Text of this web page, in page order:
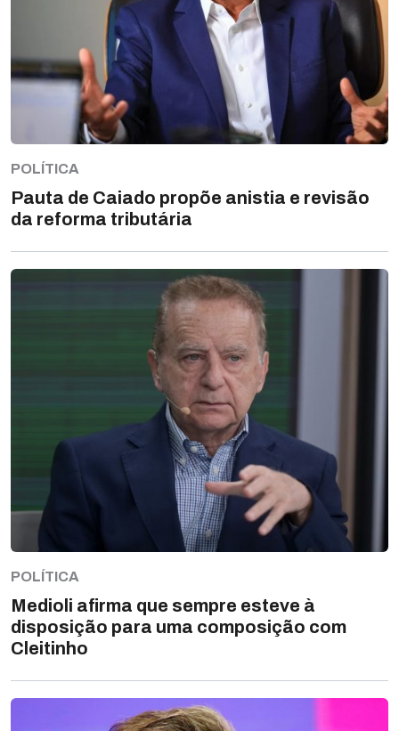
POLÍTICA
Pauta de Caiado propõe anistia e revisão
da reforma tributária
POLÍTICA
Medioli afirma que sempre esteve à
disposição para uma composição com
Cleitinho